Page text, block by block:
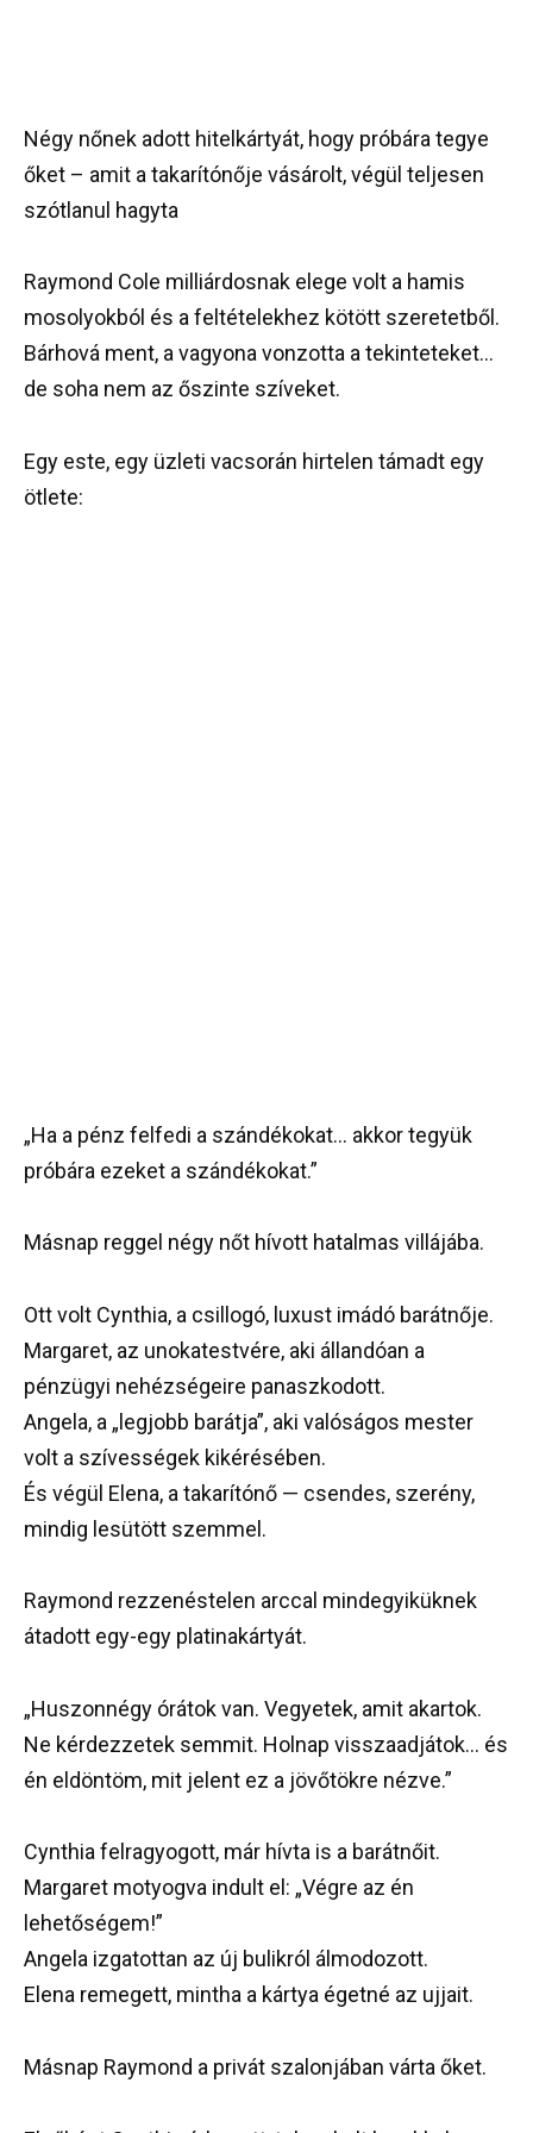
Négy nőnek adott hitelkártyát, hogy próbára tegye
őket – amit a takarítónője vásárolt, végül teljesen
szótlanul hagyta
Raymond Cole milliárdosnak elege volt a hamis
mosolyokból és a feltételekhez kötött szeretetből.
Bárhová ment, a vagyona vonzotta a tekinteteket…
de soha nem az őszinte szíveket.
Egy este, egy üzleti vacsorán hirtelen támadt egy
ötlete:
„Ha a pénz felfedi a szándékokat… akkor tegyük
próbára ezeket a szándékokat.”
Másnap reggel négy nőt hívott hatalmas villájába.
Ott volt Cynthia, a csillogó, luxust imádó barátnője.
Margaret, az unokatestvére, aki állandóan a
pénzügyi nehézségeire panaszkodott.
Angela, a „legjobb barátja”, aki valóságos mester
volt a szívességek kikérésében.
És végül Elena, a takarítónő — csendes, szerény,
mindig lesütött szemmel.
Raymond rezzenéstelen arccal mindegyiküknek
átadott egy-egy platinakártyát.
„Huszonnégy órátok van. Vegyetek, amit akartok.
Ne kérdezzetek semmit. Holnap visszaadjátok… és
én eldöntöm, mit jelent ez a jövőtökre nézve.”
Cynthia felragyogott, már hívta is a barátnőit.
Margaret motyogva indult el: „Végre az én
lehetőségem!”
Angela izgatottan az új bulikról álmodozott.
Elena remegett, mintha a kártya égetné az ujjait.
Másnap Raymond a privát szalonjában várta őket.